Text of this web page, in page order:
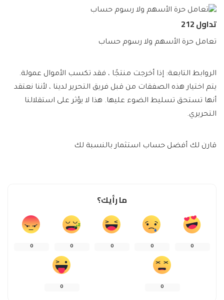
تداول 212
تعامل حرة الأسهم ولا رسوم حساب
الروابط التابعة: إذا أخرجت منتجًا ، فقد تكسب الأموال عمولة.
يتم اختيار هذه الصفقات من قبل فريق التحرير لدينا ، لأننا نعتقد
أنها تستحق تسليط الضوء عليها. هذا لا يؤثر على استقلالنا
التحريري.
قارن لك أفضل حساب استثمار بالنسبة لك
ما رأيك؟
0
0
0
0
0
0
0